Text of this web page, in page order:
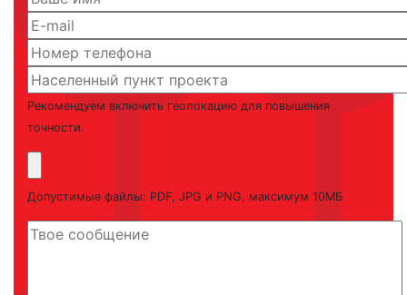
Рекомендуем включить геолокацию для повышения
точности.
Допустимые файлы: PDF, JPG и PNG, максимум 10МБ